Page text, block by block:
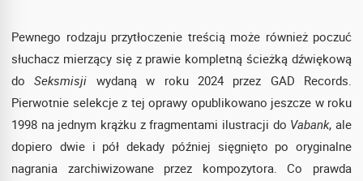
Pewnego rodzaju przytłoczenie treścią może również poczuć
słuchacz mierzący się z prawie kompletną ścieżką dźwiękową
doSeksmisji wydaną w roku 2024 przez GAD Records.
Pierwotnie selekcje z tej oprawy opublikowano jeszcze w roku
1998 na jednym krążku z fragmentami ilustracji do Vabank, ale
dopiero dwie i pół dekady później sięgnięto po oryginalne
nagrania zarchiwizowane przez kompozytora. Co prawda